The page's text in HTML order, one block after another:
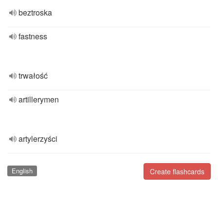
beztroska
fastness
trwałość
artillerymen
artylerzyści
Create flashcards
English